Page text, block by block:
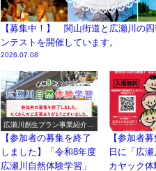
【募集中！】 関山街道と広瀬川の四
ンテストを開催しています。
2026.07.08
広瀬川創生プラン事業紹介
（イベント系）
【参加者の募集を終了
しました】「令和8年度
広瀬川自然体験学習」
【参加者
日に「広瀬
カヤック